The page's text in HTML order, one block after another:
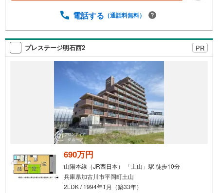
ームあり！3.たくさんの銀行と繋がりがあるため、最も低
になったお家のリフォームも弊社のリフォームプランナー
がご提案！5.定期的にご連絡を繋ぎ、有事の際に迅速にサ
ポートいたします弊社は専門家同士が連携をとっているた
め、より多くの知見がございます。お気軽にお問合せくだ
電話する （通話料無料）
プレステージ明石西2 PR
690万円
山陽本線（JR西日本） 「土山」駅 徒歩10分
兵庫県加古川市平岡町土山
2LDK / 1994年1月（築33年）